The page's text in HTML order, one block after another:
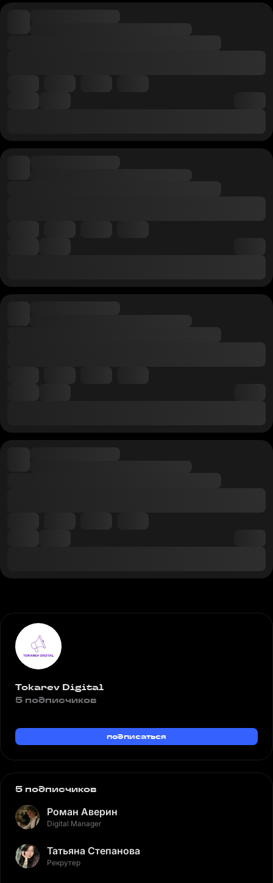
Tokarev Digital
5 подписчиков
подписаться
5 подписчиков
Роман Аверин
Digital Manager
Татьяна Степанова
Рекрутер